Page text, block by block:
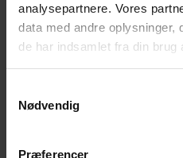
analysepartnere. Vores
data med andre oplysninger,
de har indsamlet fra din brug
Nødvendig
Præferencer
Weight 0,2 kg
Relaterede produkter
Halsbånd med blød foring